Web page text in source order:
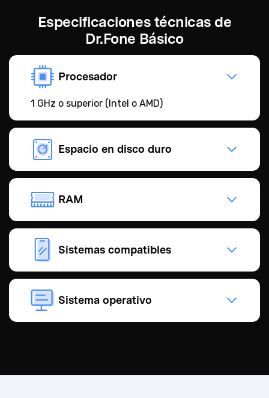
Especificaciones técnicas de
Dr.Fone Básico
Procesador
1 GHz o superior (Intel o AMD)
Espacio en disco duro
RAM
Sistemas compatibles
Sistema operativo